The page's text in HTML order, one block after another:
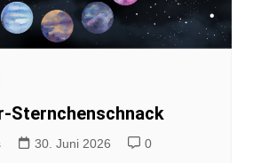
Sternchenschnack
30. Juni 2026 0